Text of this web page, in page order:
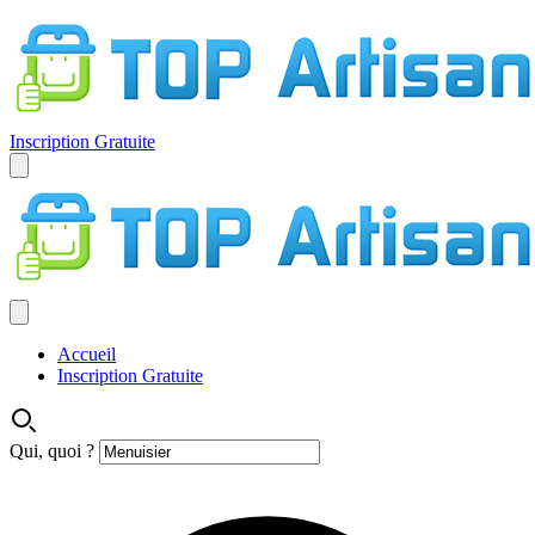
Inscription Gratuite
Accueil
Inscription Gratuite
Qui, quoi ?